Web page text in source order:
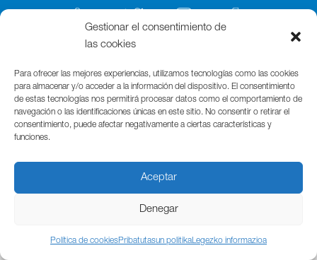
Gestionar el consentimiento de
las cookies
Para ofrecer las mejores experiencias, utilizamos tecnologías como las cookies
para almacenar y/o acceder a la información del dispositivo. El consentimiento
de estas tecnologías nos permitirá procesar datos como el comportamiento de
navegación o las identificaciones únicas en este sitio. No consentir o retirar el
consentimiento, puede afectar negativamente a ciertas características y
funciones.
Aceptar
Denegar
Política de cookiesPribatutasun politikaLegezko informazioa